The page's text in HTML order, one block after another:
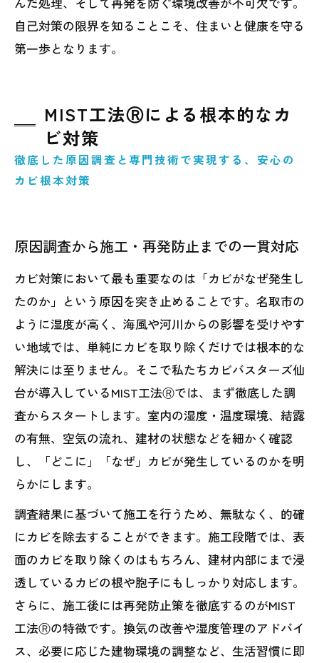
自己対策の限界を知ることこそ、住まいと健康を守る
第一歩となります。
MIST工法Ⓡによる根本的なカ
ビ対策
徹底した原因調査と専門技術で実現する、安心の
カビ根本対策
原因調査から施工・再発防止までの一貫対応
カビ対策において最も重要なのは「カビがなぜ発生し
たのか」という原因を突き止めることです。名取市の
ように湿度が高く、海風や河川からの影響を受けやす
い地域では、単純にカビを取り除くだけでは根本的な
解決には至りません。そこで私たちカビバスターズ仙
台が導入しているMIST工法Ⓡでは、まず徹底した調
査からスタートします。室内の湿度・温度環境、結露
の有無、空気の流れ、建材の状態などを細かく確認
し、「どこに」「なぜ」カビが発生しているのかを明
らかにします。
調査結果に基づいて施工を行うため、無駄なく、的確
にカビを除去することができます。施工段階では、表
面のカビを取り除くのはもちろん、建材内部にまで浸
透しているカビの根や胞子にもしっかり対応します。
さらに、施工後には再発防止策を徹底するのがMIST
工法Ⓡの特徴です。換気の改善や湿度管理のアドバイ
ス、必要に応じた建物環境の調整など、生活習慣に即